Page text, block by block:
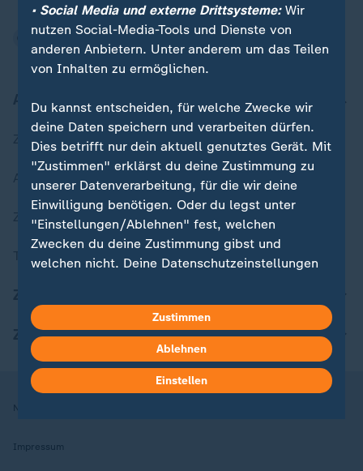
Aktuell bei ZDFheute
Zuletzt veröffentlicht
Aktuelle Sendungs-Videos
ZDFheute Stories
Themen im Überblick
ZDFheute Apps
Nutzungsbedingungen
Impressum
• Social Media und externe Drittsysteme:Wir
nutzen Social-Media-Tools und Dienste von
anderen Anbietern. Unter anderem um das Teilen
von Inhalten zu ermöglichen.
Du kannst entscheiden, für welche Zwecke wir
deine Daten speichern und verarbeiten dürfen.
Dies betrifft nur dein aktuell genutztes Gerät. Mit
"Zustimmen" erklärst du deine Zustimmung zu
unserer Datenverarbeitung, für die wir deine
Einwilligung benötigen. Oder du legst unter
"Einstellungen/Ablehnen" fest, welchen
Zwecken du deine Zustimmung gibst und
welchen nicht. Deine Datenschutzeinstellungen
in deinen Einstellungen widerrufen oder ändern.
Hier findest du das Impressum.
Weitere Informationen findest du in unserer
Datenschutzerklärung.
Zustimmen
Ablehnen
Einstellen